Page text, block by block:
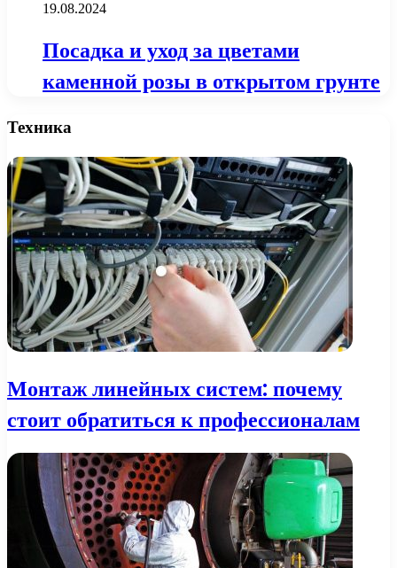
19.08.2024
Посадка и уход за цветами
каменной розы в открытом грунте
Техника
Монтаж линейных систем: почему
стоит обратиться к профессионалам